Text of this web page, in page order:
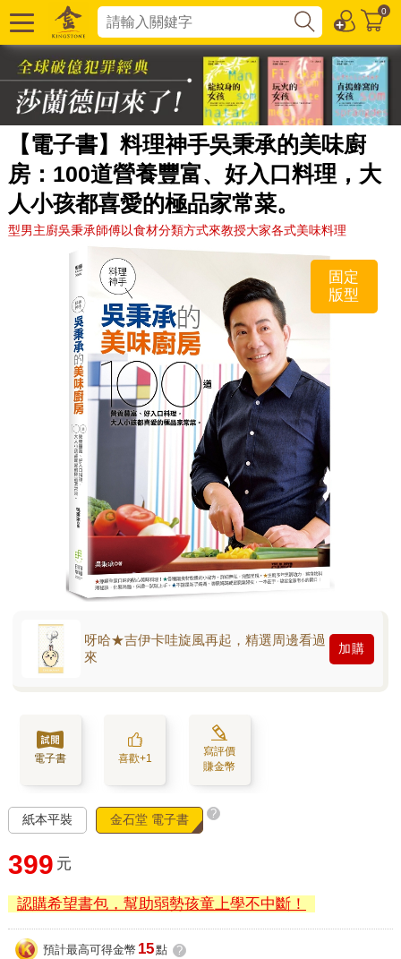
0
【電子書】料理神手吳秉承的美味廚
房：100道營養豐富、好入口料理，大
人小孩都喜愛的極品家常菜。
型男主廚吳秉承師傅以食材分類方式來教授大家各式美味料理
固定
版型
呀哈★吉伊卡哇旋風再起，精選周邊看過
來
加購
電子書 喜歡+1
寫評價
賺金幣
紙本平裝 金石堂 電子書 ?
399 元
認購希望書包，幫助弱勢孩童上學不中斷！
預計最高可得金幣 15點 ?